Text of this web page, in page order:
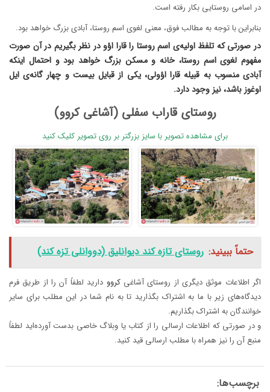
در اسامی روستایی بکار رفته است.
بنابراین با توجه به مطالب فوق، معنی لغوی اسم روستا، آبادی بزرگ خواهد بود.
در صورتی که تلفظ اولیه‌ی اسم روستا را قارا اؤو در نظر بگیریم در آن صورت
مفهوم لغوی اسم روستا، خانه و مسکن بزرگ خواهد بود و احتمال اینکه
آبادی منسوب به قبیله قارا اؤولی، یکی از قبایل بیست و چهار گانه‌ی ایل
اوغوز باشد، نیز وجود دارد.
روستای قاراب سفلی (آشاغی کروو)
برای مشاهده تصویر با سایز بزرگتر بر روی تصویر کلیک کنید
حتماً ببینید: روستای تازه کند دیوانلیق (دووانلی تزه کند)
اگر اطلاعات موثق دیگری از روستای آشاغیکروو دارید لطفاً آن را از طریق فرم
دیدگاه‌های زیر با ما به اشتراک بگذارید تا به نام شما در این مطلب برای سایر
خوانندگان به اشتراک بگذاریم.
و در صورتی که اطلاعات ارسالی را از کتاب یا وبلاگ خاصی بدست آورده‌اید لطفاً
منبع آن را نیز همراه با مطلب ارسالی قید کنید.
برچسب‌ها: